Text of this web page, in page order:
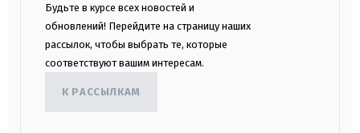
Будьте в курсе всех новостей и
обновлений! Перейдите на страницу наших
рассылок, чтобы выбрать те, которые
соответствуют вашим интересам.
К РАССЫЛКАМ